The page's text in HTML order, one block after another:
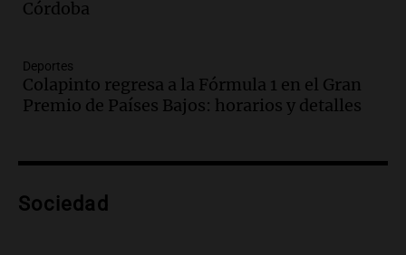
tradicional Toreo de la Vincha
Audio. Borges, abogada de Pourrain:
"Tres hombres se lo llevaron para
hacerle preguntas y nunca regresó"
Episodios
metros del río Suquía y retiraron hasta
Córdoba
Deportes
Colapinto regresa a la Fórmula 1 en el Gran
Premio de Países Bajos: horarios y detalles
Sociedad